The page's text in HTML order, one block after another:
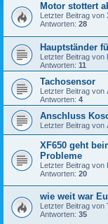
Motor stottert
Letzter Beitrag von
Antworten: 28
Hauptständer
Letzter Beitrag von
Antworten: 11
Tachosensor
Letzter Beitrag von
Antworten: 4
Anschluss
Letzter Beitrag von
XF650 geht
Probleme
Letzter Beitrag von
Antworten: 20
wie weit war
Letzter Beitrag von
Antworten: 35